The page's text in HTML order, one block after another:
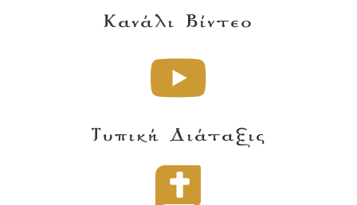
Κανάλι Βίντεο
Τυπική Διάταξις